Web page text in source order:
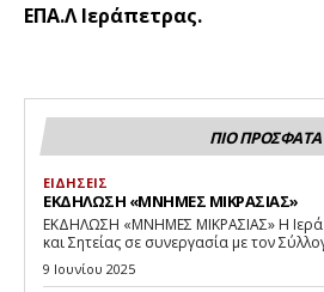
ΕΠΑ.Λ Ιεράπετρας.
ΠΙΟ ΠΡΟΣΦΑΤΑ
ΕΙΔΗΣΕΙΣ
ΕΚΔΗΛΩΣΗ «ΜΝΗΜΕΣ ΜΙΚΡΑΣΙΑΣ»
ΕΚΔΗΛΩΣΗ «ΜΝΗΜΕΣ ΜΙΚΡΑΣΙΑΣ» Η Ιερά Μητρόπολη Ιεραπύτνης
και Σητείας σε συνεργασία με τον
9 Ιουνίου 2025